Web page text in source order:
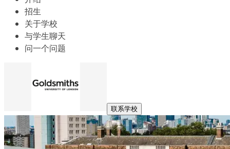
招生
关于学校
与学生聊天
问一个问题
联系学校